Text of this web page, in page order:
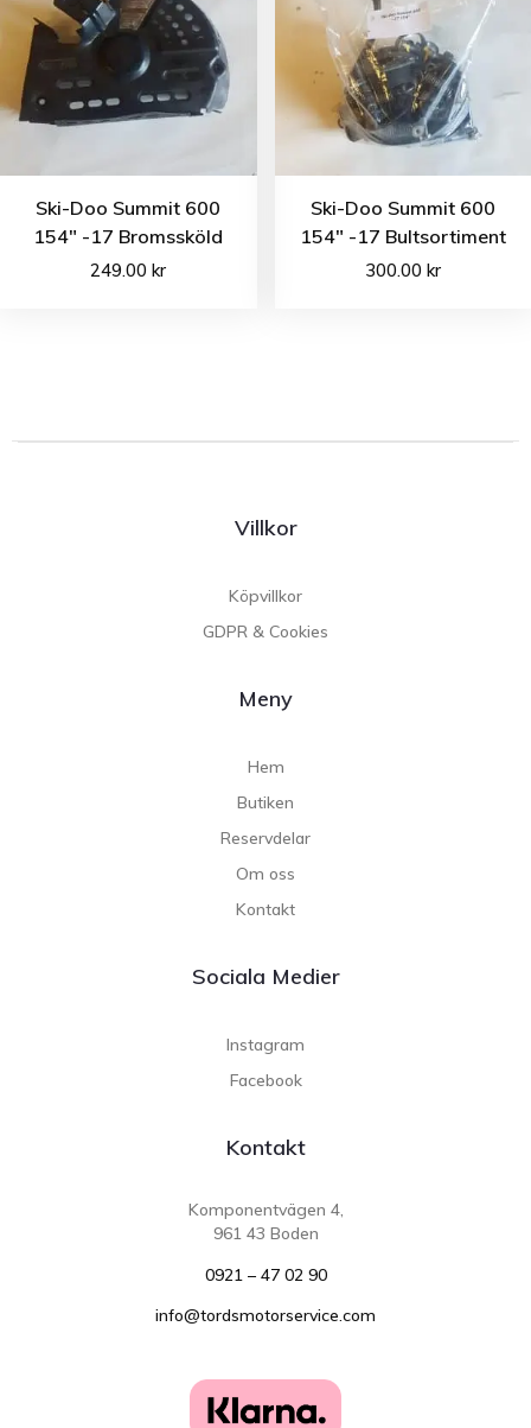
Ski-Doo Summit 600
154″ -17 Bromssköld
249.00kr
Ski-Doo Summit 600
154″ -17 Bultsortiment
300.00 kr
Villkor
Köpvillkor
GDPR & Cookies
Meny
Hem
Butiken
Reservdelar
Om oss
Kontakt
Sociala Medier
Instagram
Facebook
Kontakt
Komponentvägen 4,
961 43 Boden
0921 – 47 02 90
info@tordsmotorservice.com